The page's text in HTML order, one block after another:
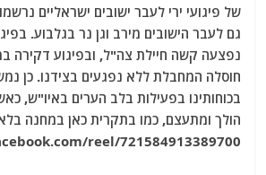
של פיגועי ירי לעבר ישובים ישראליים
גם לעבר הישובים מירב וגן נר בגלבוע.
נפצעה קשה חיילת צה"ל, ובפיגוע דקירה
חוסלה המחבלת ללא נפגעים בצידנו. כן
בכוחותינו בפעילות בלב הערים באיו"ש,
הולך ומתעצם, כמו בתקרית כאן במחנה
reel/721584913389700